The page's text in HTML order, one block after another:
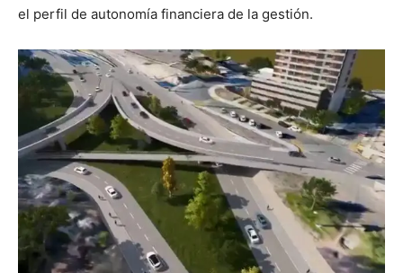
el perfil de autonomía financiera de la gestión.